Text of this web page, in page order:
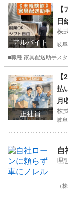
アルバイト
日
株
岐
■職種 家具配送助手ス
正社員
払
月
株
岐
‥‥‥‥‥‥‥‥‥‥‥‥‥‥‥
岐阜 岐阜市 自
理
（